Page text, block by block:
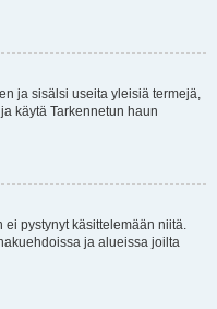
ja sisälsi useita yleisiä termejä,
käytä Tarkennetun haun
pystynyt käsittelemään niitä.
ja alueissa joilta